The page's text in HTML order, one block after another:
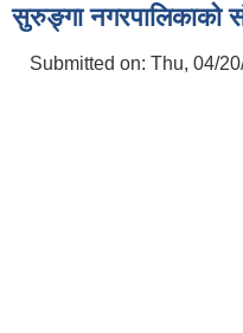
सुरुङ्गा नगरपालिकाको
Submitted on: Thu, 04/